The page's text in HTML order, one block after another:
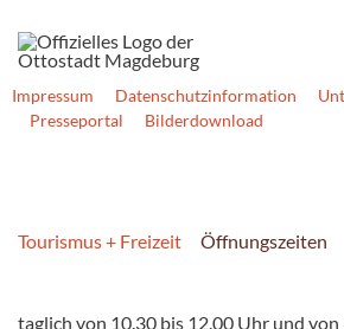
Impressum Datenschutzinformation
Presseportal
Bilderdownload
Tourismus + Freizeit Öffnungszeiten
taglich von 10.30 bis 12.00 Uhr und